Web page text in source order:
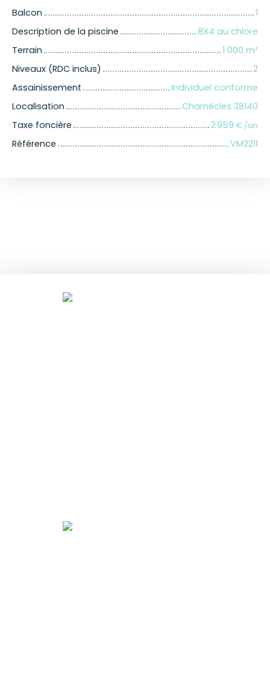
Balcon
1
Description de la piscine
8X4 au chlore
Terrain
1 000 m²
Niveaux (RDC inclus)
2
Assainissement
Individuel conforme
Localisation
Charnècles 38140
Taxe foncière
2 959 € /an
Référence VM2211